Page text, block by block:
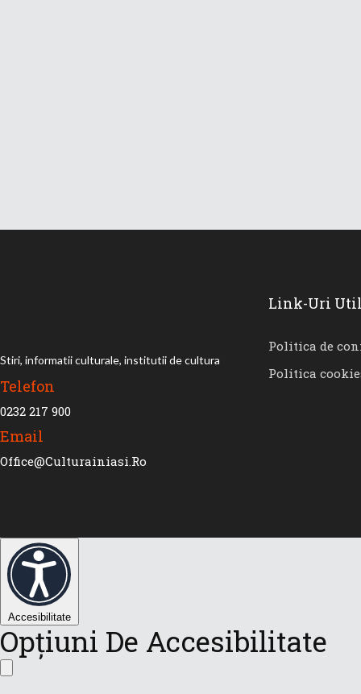
Stiri, informatii culturale, institutii de cultura
Telefon
0232 217 900
Email
Office@culturainiasi.ro
Link-Uri
Politica de
Politica
Accesibilitate
Opțiuni De Accesibilitate